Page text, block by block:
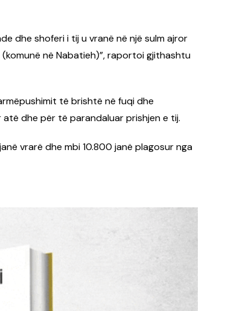
dhe shoferi i tij u vranë në një sulm ajror
në Nabatieh)”, raportoi gjithashtu
të brishtë në fuqi dhe
dhe për të parandaluar prishjen e tij.
vrarë dhe mbi 10.800 janë plagosur nga